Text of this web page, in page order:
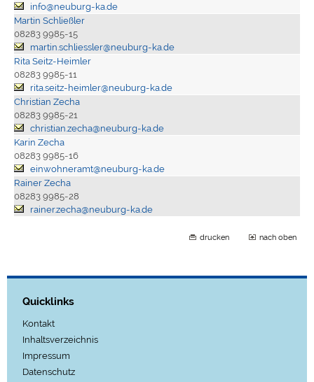
info@neuburg-ka.de
Martin Schließler
08283 9985-15
martin.schliessler@neuburg-ka.de
Rita Seitz-Heimler
08283 9985-11
rita.seitz-heimler@neuburg-ka.de
Christian Zecha
08283 9985-21
christian.zecha@neuburg-ka.de
Karin Zecha
08283 9985-16
einwohneramt@neuburg-ka.de
Rainer Zecha
08283 9985-28
rainer.zecha@neuburg-ka.de
drucken nach oben
Quicklinks
Kontakt
Inhaltsverzeichnis
Impressum
Datenschutz